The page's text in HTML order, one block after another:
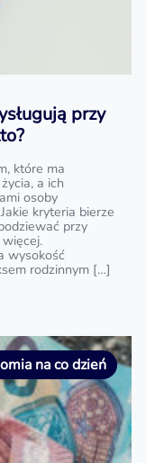
przy
które ma
a ich
osoby
kryteria bierze
przy
wysokość
rodzinnym […]
na co dzień